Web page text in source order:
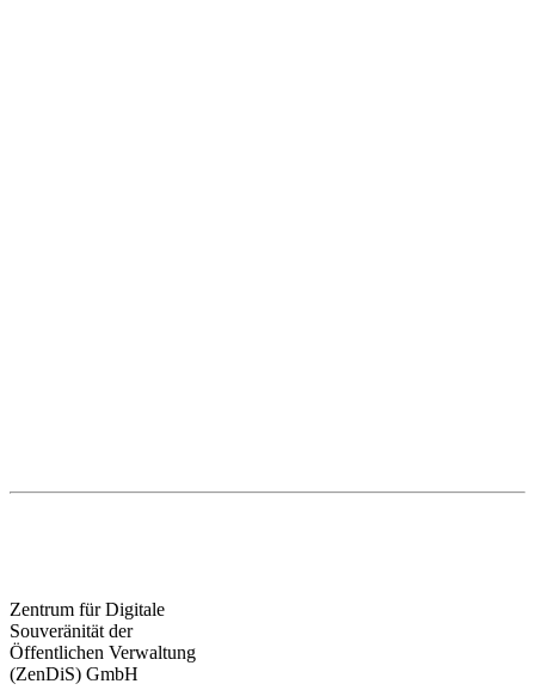
Zentrum für Digitale
Souveränität der
Öffentlichen Verwaltung
(ZenDiS) GmbH